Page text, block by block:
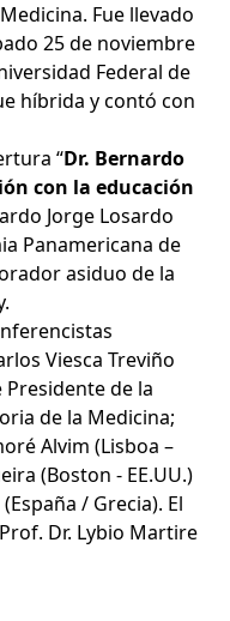
Fue llevado
25 de noviembre
Federal de
híbrida y contó con
“Dr. Bernardo
con la educación
Jorge Losardo
Panamericana de
asiduo de la
Viesca Treviño
Presidente de la
de la Medicina;
Alvim (Lisboa –
(Boston - EE.UU.)
/ Grecia). El
Dr. Lybio Martire